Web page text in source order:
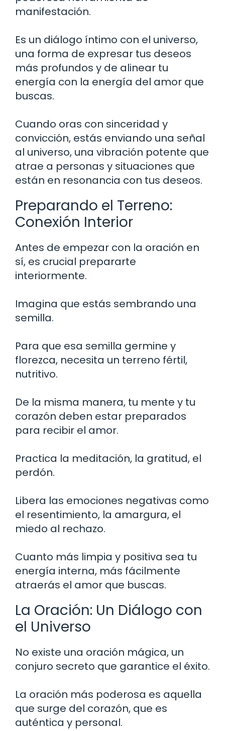
manifestación.
Es un diálogo íntimo con el universo,
una forma de expresar tus deseos
más profundos y de alinear tu
energía con la energía del amor que
buscas.
Cuando oras con sinceridad y
convicción, estás enviando una señal
al universo, una vibración potente que
atrae a personas y situaciones que
están en resonancia con tus deseos.
Preparando el Terreno:
Conexión Interior
Antes de empezar con la oración en
sí, es crucial prepararte
interiormente.
Imagina que estás sembrando una
semilla.
Para que esa semilla germine y
florezca, necesita un terreno fértil,
nutritivo.
De la misma manera, tu mente y tu
corazón deben estar preparados
para recibir el amor.
Practica la meditación, la gratitud, el
perdón.
Libera las emociones negativas como
el resentimiento, la amargura, el
miedo al rechazo.
Cuanto más limpia y positiva sea tu
energía interna, más fácilmente
atraerás el amor que buscas.
La Oración: Un Diálogo con
el Universo
No existe una oración mágica, un
conjuro secreto que garantice el éxito.
La oración más poderosa es aquella
que surge del corazón, que es
auténtica y personal.